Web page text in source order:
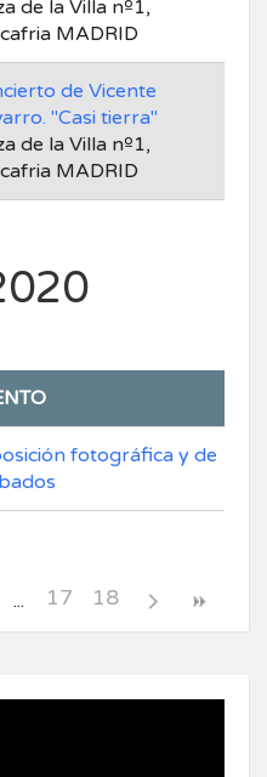
de la Villa nº1,
MADRID
de Vicente
"Casi tierra"
de la Villa nº1,
MADRID
fotográfica y de
17 18